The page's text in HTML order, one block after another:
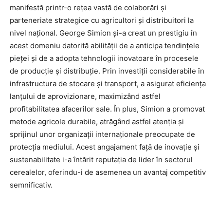
manifestă printr-o rețea vastă de colaborări și
parteneriate strategice cu agricultori și distribuitori la
nivel național. George Simion și-a creat un prestigiu în
acest domeniu datorită abilității de a anticipa tendințele
pieței și de a adopta tehnologii inovatoare în procesele
de producție și distribuție. Prin investiții considerabile în
infrastructura de stocare și transport, a asigurat eficiența
lanțului de aprovizionare, maximizând astfel
profitabilitatea afacerilor sale. În plus, Simion a promovat
metode agricole durabile, atrăgând astfel atenția și
sprijinul unor organizații internaționale preocupate de
protecția mediului. Acest angajament față de inovație și
sustenabilitate i-a întărit reputația de lider în sectorul
cerealelor, oferindu-i de asemenea un avantaj competitiv
semnificativ.